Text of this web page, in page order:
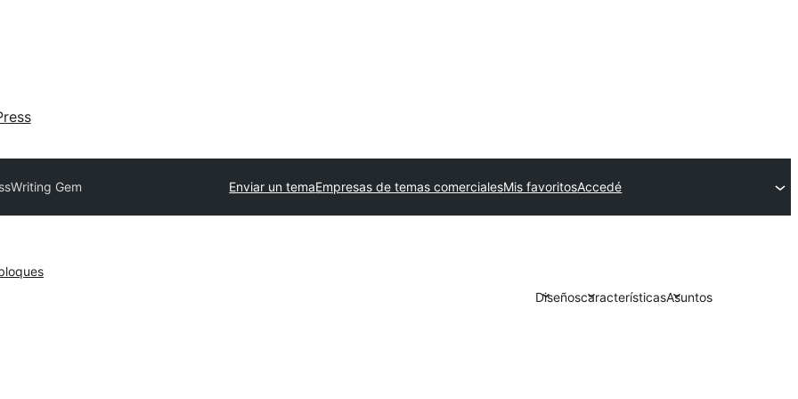
Writing Gem Enviar un temaEmpresas de temas comercialesMis favoritosAccedé
DiseñoscaracterísticasAsuntos